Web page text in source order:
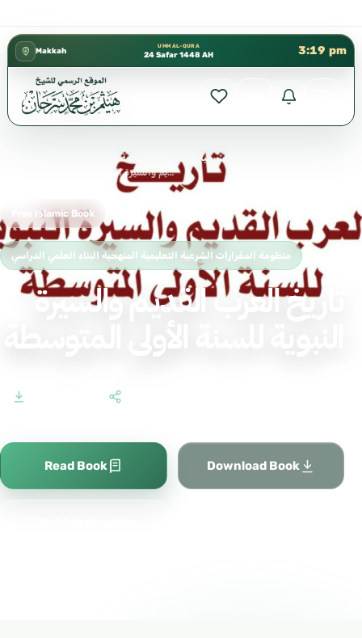
Makkah
UMM AL-QURA
24 Safar 1448 AH 3:19 pm
منظومة المقرارات الشرعية التعليمية المنهجية البناء العلمي الدراسي
تاريخ العرب القديم والسيرة النبوية للسنة الأولى المتوسطة
Free Islamic Book
منظومة المقرارات الشرعية التعليمية المنهجية البناء العلمي الدراسي
تاريخ العرب القديم والسيرة
Read Book Download Book